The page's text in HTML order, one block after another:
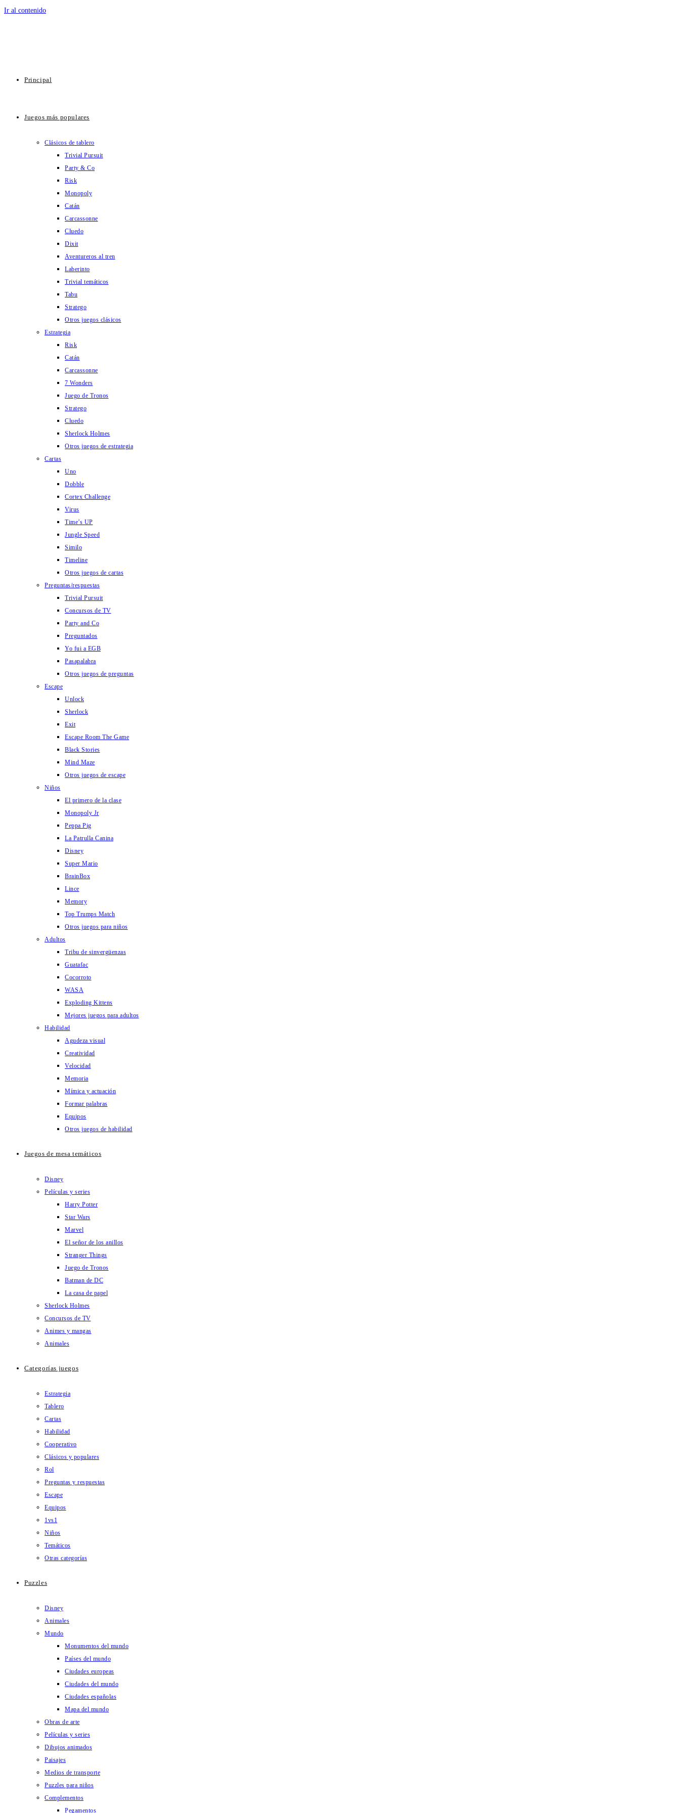
Ir al contenido
Principal
Juegos más populares
Clásicos de tablero
Trivial Pursuit
Party & Co
Risk
Monopoly
Catán
Carcassonne
Cluedo
Dixit
Aventureros al tren
Laberinto
Trivial temáticos
Tabu
Stratego
Otros juegos clásicos
Estrategia
Risk
Catán
Carcassonne
7 Wonders
Juego de Tronos
Stratego
Cluedo
Sherlock Holmes
Otros juegos de estrategia
Cartas
Uno
Dobble
Cortex Challenge
Virus
Time’s UP
Jungle Speed
Similo
Timeline
Otros juegos de cartas
Preguntas/respuestas
Trivial Pursuit
Concursos de TV
Party and Co
Preguntados
Yo fui a EGB
Pasapalabra
Otros juegos de preguntas
Escape
Unlock
Sherlock
Exit
Escape Room The Game
Black Stories
Mind Maze
Otros juegos de escape
Niños
El primero de la clase
Monopoly Jr
Peppa Pig
La Patrulla Canina
Disney
Super Mario
BrainBox
Lince
Memory
Top Trumps Match
Otros juegos para niños
Adultos
Tribu de sinvergüenzas
Guatafac
Cocorroto
WASA
Exploding Kittens
Mejores juegos para adultos
Habilidad
Agudeza visual
Creatividad
Velocidad
Memoria
Mímica y actuación
Formar palabras
Equipos
Otros juegos de habilidad
Juegos de mesa temáticos
Disney
Películas y series
Harry Potter
Star Wars
Marvel
El señor de los anillos
Stranger Things
Juego de Tronos
Batman de DC
La casa de papel
Sherlock Holmes
Concursos de TV
Animes y mangas
Animales
Categorías juegos
Estrategia
Tablero
Cartas
Habilidad
Cooperativo
Clásicos y populares
Rol
Preguntas y respuestas
Escape
Equipos
1vs1
Niños
Temáticos
Otras categorías
Puzzles
Disney
Animales
Mundo
Monumentos del mundo
Países del mundo
Ciudades europeas
Ciudades del mundo
Ciudades españolas
Mapa del mundo
Obras de arte
Películas y series
Dibujos animados
Paisajes
Medios de transporte
Puzzles para niños
Complementos
Pegamentos